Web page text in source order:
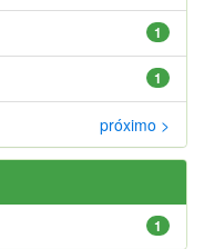
1
1
próximo >
1